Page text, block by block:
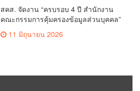
Bangkok 2026
สคส. จัดงาน “ครบรอบ 4 ปี สำนักงาน
คณะกรรมการคุ้มครองข้อมูลส่วนบุคคล”
ส่งสัญญาณยกระดับ PDPA ไทย สร้าง
ความเชื่อมั่นเศรษฐกิจดิจิทัล
11 มิถุนายน 2026